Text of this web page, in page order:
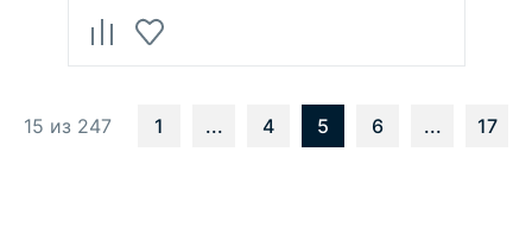
15 из 247 1 ... 4 5 6 ... 17